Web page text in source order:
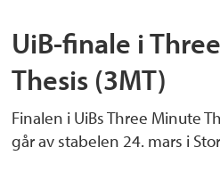
UiB-finale i
Thesis (3MT)
Finalen i UiBs Three Minute
går av stabelen 24. mars i